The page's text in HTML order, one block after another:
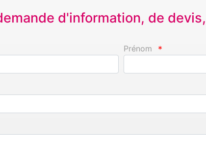
d'information, de
Prénom *